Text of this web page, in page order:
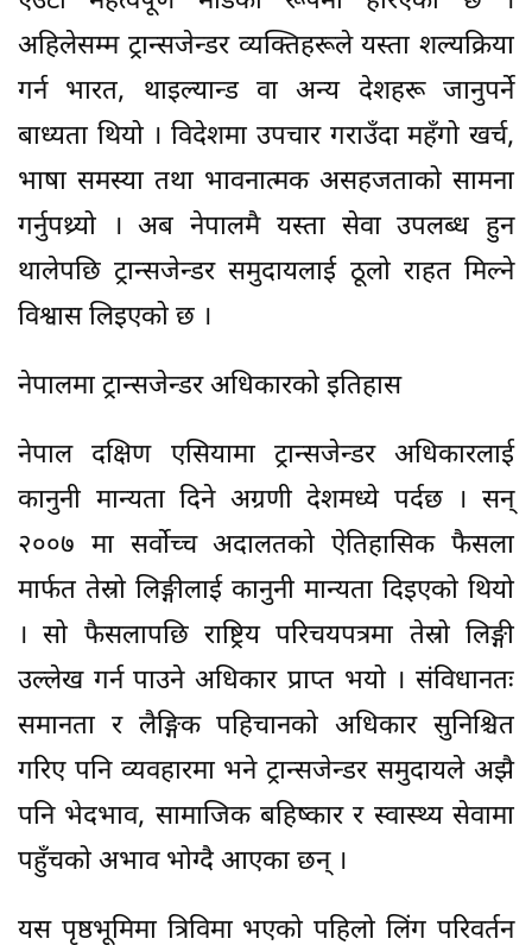
अहिलेसम्म ट्रान्सजेन्डर व्यक्तिहरूले यस्ता शल्यक्रिया
गर्न भारत, थाइल्यान्ड वा अन्य देशहरू जानुपर्ने
बाध्यता थियो । विदेशमा उपचार गराउँदा महँगो खर्च,
भाषा समस्या तथा भावनात्मक असहजताको सामना
गर्नुपथ्र्यो । अब नेपालमै यस्ता सेवा उपलब्ध हुन
थालेपछि ट्रान्सजेन्डर समुदायलाई ठूलो राहत मिल्ने
विश्वास लिइएको छ ।
नेपालमा ट्रान्सजेन्डर अधिकारको इतिहास
नेपाल दक्षिण एसियामा ट्रान्सजेन्डर अधिकारलाई
कानुनी मान्यता दिने अग्रणी देशमध्ये पर्दछ । सन्
२००७ मा सर्वोच्च अदालतको ऐतिहासिक फैसला
मार्फत तेस्रो लिङ्गीलाई कानुनी मान्यता दिइएको थियो
। सो फैसलापछि राष्ट्रिय परिचयपत्रमा तेस्रो लिङ्गी
उल्लेख गर्न पाउने अधिकार प्राप्त भयो । संविधानतः
समानता र लैङ्गिक पहिचानको अधिकार सुनिश्चित
गरिए पनि व्यवहारमा भने ट्रान्सजेन्डर समुदायले अझै
पनि भेदभाव, सामाजिक बहिष्कार र स्वास्थ्य सेवामा
पहुँचको अभाव भोग्दै आएका छन् ।
यस पृष्ठभूमिमा त्रिविमा भएको पहिलो लिंग परिवर्तन